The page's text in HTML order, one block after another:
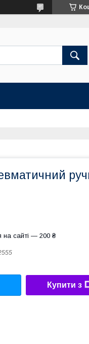
на сайті — 200 ₴
Купити з